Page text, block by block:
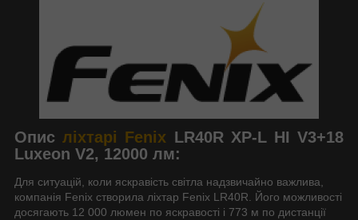
Описліхтарі Fenix LR40R XP-L HI V3+18
Luxeon V2, 12000 лм:
Для ситуацій, коли яскравість світла надзвичайно важлива,
компанія Fenix створила ліхтар Fenix LR40R. Його можливості
досягають 12 000 люмен по яскравості і 773 м по дистанції